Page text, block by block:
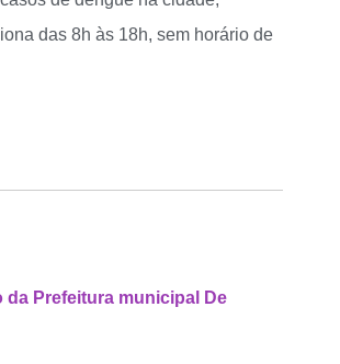
das 8h às 18h, sem horário de
da Prefeitura municipal De